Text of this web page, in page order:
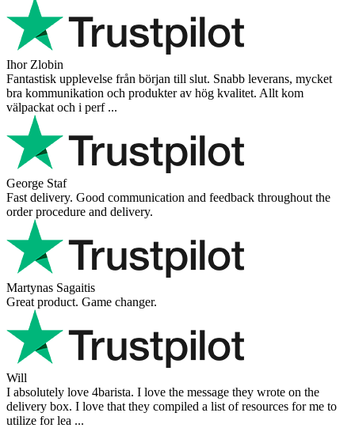
Ihor Zlobin
Fantastisk upplevelse från början till slut. Snabb leverans, mycket
bra kommunikation och produkter av hög kvalitet. Allt kom
välpackat och i perf ...
George Staf
Fast delivery. Good communication and feedback throughout the
order procedure and delivery.
Martynas Sagaitis
Great product. Game changer.
Will
I absolutely love 4barista. I love the message they wrote on the
delivery box. I love that they compiled a list of resources for me to
utilize for lea ...